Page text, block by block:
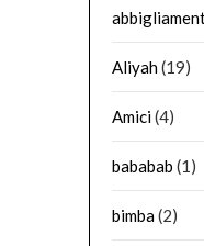
Aliyah(19)
Amici(4)
bababab (1)
bimba(2)